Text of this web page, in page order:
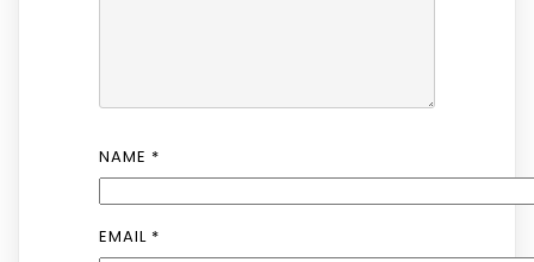
NAME *
EMAIL *